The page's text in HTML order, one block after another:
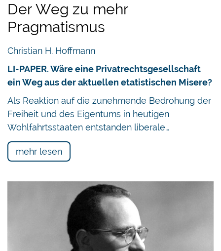
Der Weg zu mehr
Pragmatismus
Christian H. Hoffmann
LI-PAPER. Wäre eine Privatrechtsgesellschaft
ein Weg aus der aktuellen etatistischen Misere?
Als Reaktion auf die zunehmende Bedrohung der
Freiheit und des Eigentums in heutigen
Wohlfahrtsstaaten entstanden liberale…
mehr lesen